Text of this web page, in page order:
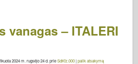
vanagas – ITALERI
2024 m. rugsėjo 24 d. prieSdKfz.000|palik atsakymą